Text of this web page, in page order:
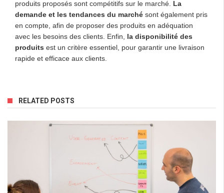
produits proposés sont compétitifs sur le marché. La
demande et les tendances du marché sont également pris
en compte, afin de proposer des produits en adéquation
avec les besoins des clients. Enfin, la disponibilité des
produits est un critère essentiel, pour garantir une livraison
rapide et efficace aux clients.
RELATED POSTS